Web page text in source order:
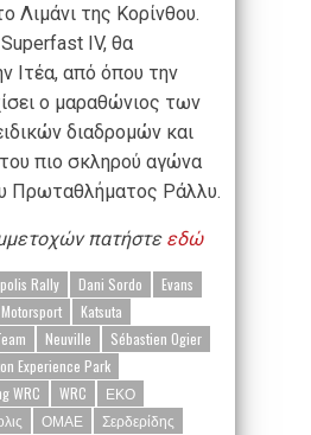
Λιμάνι της Κορίνθου.
IV, θα
Ιτέα, από όπου την
ο μαραθώνιος των
διαδρομών και
πιο σκληρού αγώνα
Πρωταθλήματος Ράλλυ.
πατήστε εδώ
Rally Dani Sordo
Evans
Katsuta
Neuville
Sébastien Ogier
Experience Park
WRC
WRC
ΕΚΟ
ΟΜΑΕ
Σερδερίδης